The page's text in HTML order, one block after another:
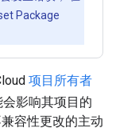
Package
项目所有者
影响其项目的
容性更改的主动